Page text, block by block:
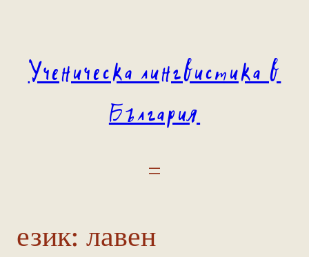
Ученическа лингвистика в
България
език: лавен